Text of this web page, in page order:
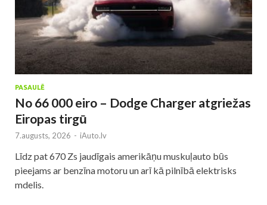
PASAULĒ
No 66 000 eiro – Dodge Charger atgriežas
Eiropas tirgū
7.augusts, 2026 - iAuto.lv
Līdz pat 670 Zs jaudīgais amerikāņu muskuļauto būs
pieejams ar benzīna motoru un arī kā pilnībā elektrisks
mdelis.